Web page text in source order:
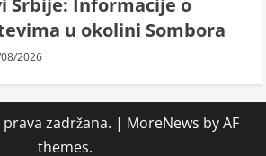
Srbije: Informacije o
u okolini Sombora
2026
zadržana. | MoreNews by AF
themes.